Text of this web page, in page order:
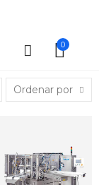
0
Ordenar por